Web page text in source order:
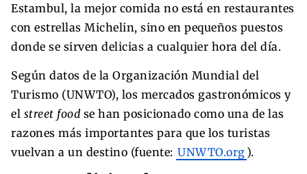
Estambul, la mejor comida no está en restaurantes
con estrellas Michelin, sino en pequeños puestos
donde se sirven delicias a cualquier hora del día.
Según datos de la Organización Mundial del
Turismo (UNWTO), los mercados gastronómicos y
el street food se han posicionado como una de las
razones más importantes para que los turistas
vuelvan a un destino (fuente: UNWTO.org ).